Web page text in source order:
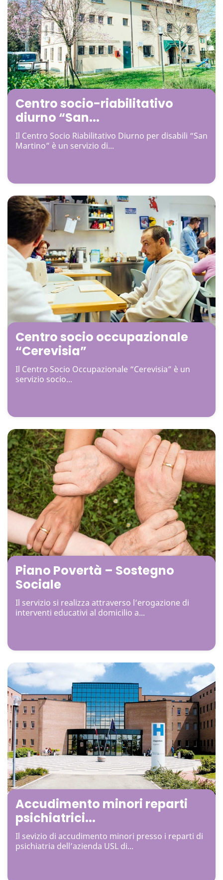
Centro socio-riabilitativo
diurno “San...
Il Centro Socio Riabilitativo Diurno per disabili “San
Martino” è un servizio di...
Centro socio occupazionale
“Cerevisia”
Il Centro Socio Occupazionale “Cerevisia” è un
servizio socio...
Piano Povertà – Sostegno
Sociale
Il servizio si realizza attraverso l’erogazione di
interventi educativi al domicilio a...
Accudimento minori reparti
psichiatrici...
Il sevizio di accudimento minori presso i reparti di
psichiatria dell’azienda USL di...